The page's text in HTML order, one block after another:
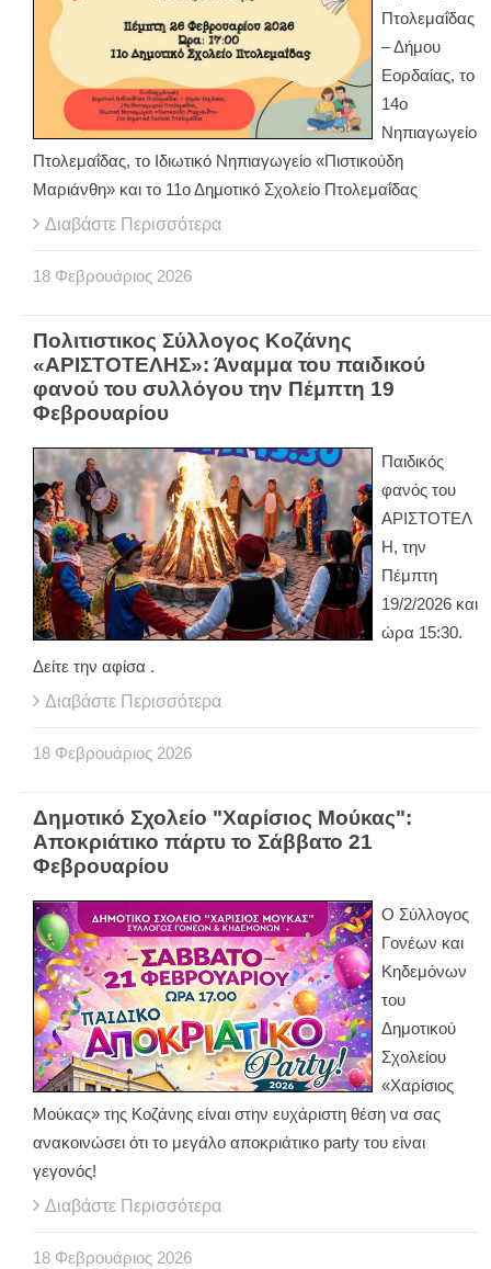
Πτολεμαΐδας
– Δήμου
Εορδαίας, το
14ο
Νηπιαγωγείο
Πτολεμαΐδας, το Ιδιωτικό Νηπιαγωγείο «Πιστικούδη
Μαριάνθη» και το 11ο Δημοτικό Σχολείο Πτολεμαΐδας
Διαβάστε Περισσότερα
18 Φεβρουάριος 2026
Πολιτιστικος Σύλλογος Κοζάνης
«ΑΡΙΣΤΟΤΕΛΗΣ»: Άναμμα του παιδικού
φανού του συλλόγου την Πέμπτη 19
Φεβρουαρίου
Παιδικός
φανός του
ΑΡΙΣΤΟΤΕΛ
Η, την
Πέμπτη
19/2/2026 και
ώρα 15:30.
Δείτε την αφίσα .
Διαβάστε Περισσότερα
18 Φεβρουάριος 2026
Δημοτικό Σχολείο "Χαρίσιος Μούκας":
Αποκριάτικο πάρτυ το Σάββατο 21
Φεβρουαρίου
Ο Σύλλογος
Γονέων και
Κηδεμόνων
του
Δημοτικού
Σχολείου
«Χαρίσιος
Μούκας» της Κοζάνης είναι στην ευχάριστη θέση να σας
ανακοινώσει ότι το μεγάλο αποκριάτικο party του είναι
γεγονός!
Διαβάστε Περισσότερα
18 Φεβρουάριος 2026